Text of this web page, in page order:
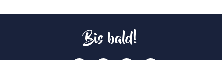
Bis bald!